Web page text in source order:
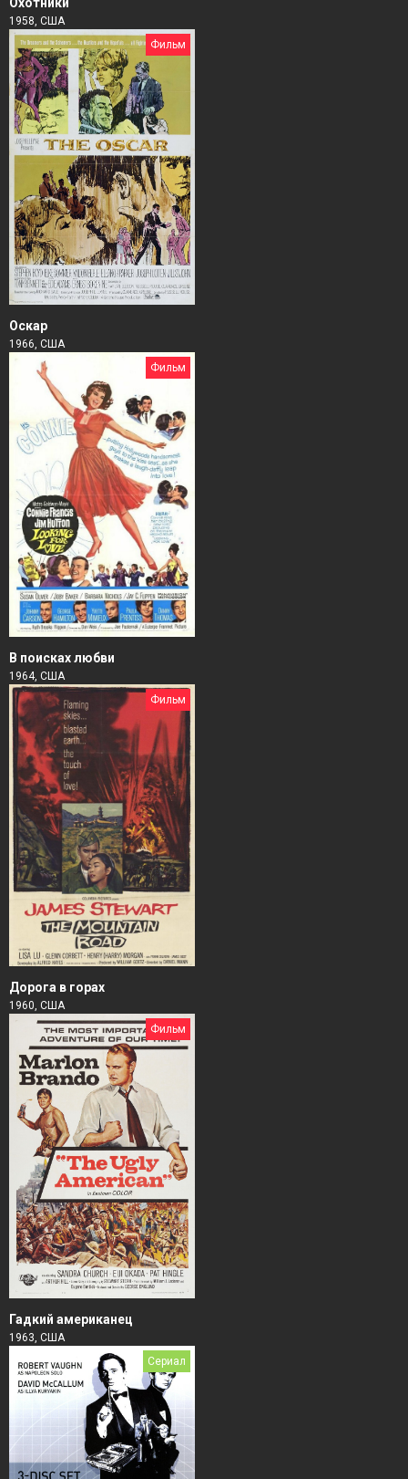
1958, США
Фильм
Оскар
1966, США
Фильм
В поисках любви
1964, США
Фильм
Дорога в горах
1960, США
Фильм
Гадкий американец
1963, США
Сериал